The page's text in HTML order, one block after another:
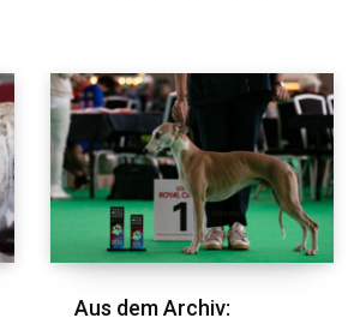
Aus dem Archiv: